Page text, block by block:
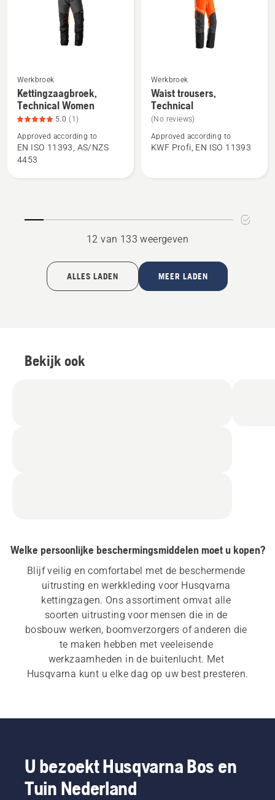
Bekijk
meer
details
over
Kettingzaagbroek,
Technical
Werkbroek
Kettingzaagbroek,
Technical Women
5.0 (1)
Approved according to
EN ISO 11393, AS/NZS
4453
Bekijk
meer
details
over
Waist
Werkbroek
Waist trousers,
Technical
(No reviews)
Approved according to
KWF Profi, EN ISO 11393
12 van 133 weergeven
ALLES LADEN MEER LADEN
Bekijk ook
Welke persoonlijke beschermingsmiddelen moet u kopen?
Blijf veilig en comfortabel met de beschermende
uitrusting en werkkleding voor Husqvarna
kettingzagen. Ons assortiment omvat alle
soorten uitrusting voor mensen die in de
bosbouw werken, boomverzorgers of anderen die
te maken hebben met veeleisende
werkzaamheden in de buitenlucht. Met
Husqvarna kunt u elke dag op uw best presteren.
U bezoekt Husqvarna Bos en
Tuin Nederland